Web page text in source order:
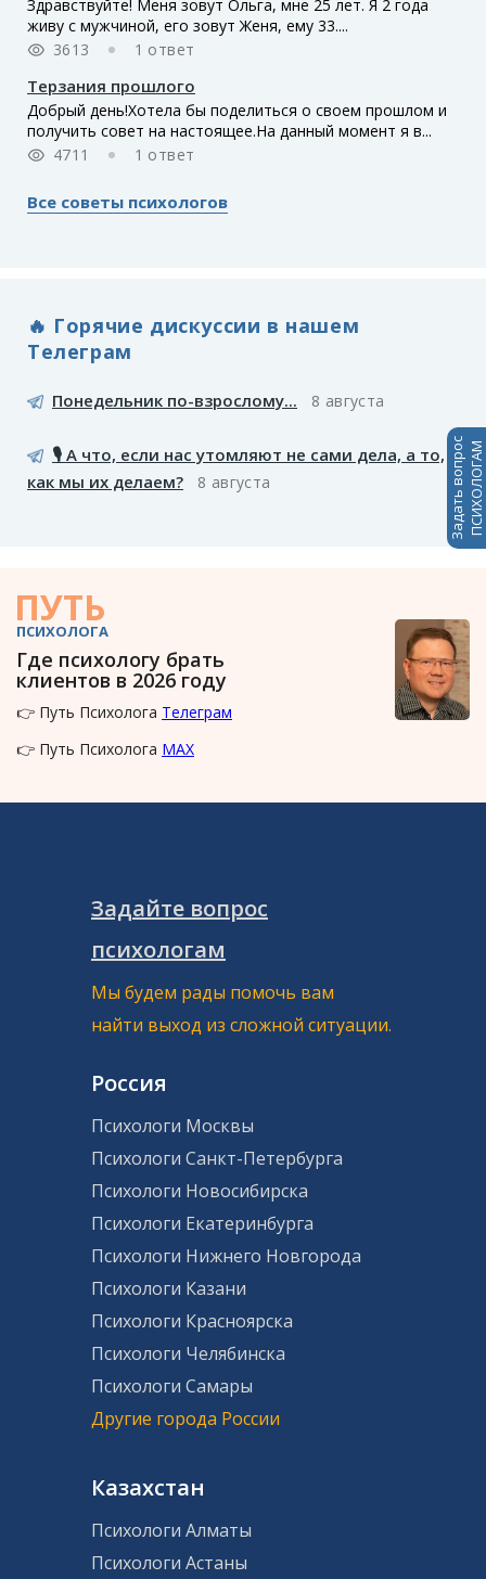
Здравствуйте! Меня зовут Ольга, мне 25 лет. Я 2 года
живу с мужчиной, его зовут Женя, ему 33....
3613
1 ответ
Терзания прошлого
Добрый день!Хотела бы поделиться о своем прошлом и
получить совет на настоящее.На данный момент я в...
4711
1 ответ
Все советы психологов
🔥 Горячие дискуссии в нашем
Телеграм
Понедельник по-взрослому... 8 августа
🎙️ А что, если нас утомляют не сами дела, а то,
как мы их делаем?
8 августа
ПУТЬ
ПСИХОЛОГА
Где психологу брать
клиентов в 2026 году
👉 Путь Психолога Телеграм
👉 Путь Психолога MAX
Задать вопросПСИХОЛОГАМ
Задайте вопрос
психологам
Мы будем рады помочь вам
найти выход из сложной ситуации.
Россия
Психологи Москвы
Психологи Санкт-Петербурга
Психологи Новосибирска
Психологи Екатеринбурга
Психологи Нижнего Новгорода
Психологи Казани
Психологи Красноярска
Психологи Челябинска
Психологи Самары
Другие города России
Казахстан
Психологи Алматы
Психологи Астаны